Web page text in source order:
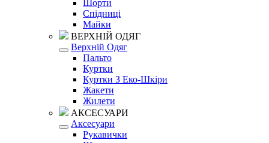
Шорти
Спідниці
Майки
ВЕРХНІЙ ОДЯГ
Верхній Одяг
Пальто
Куртки
Куртки З Еко-Шкіри
Жакети
Жилети
АКСЕСУАРИ
Аксесуари
Рукавички